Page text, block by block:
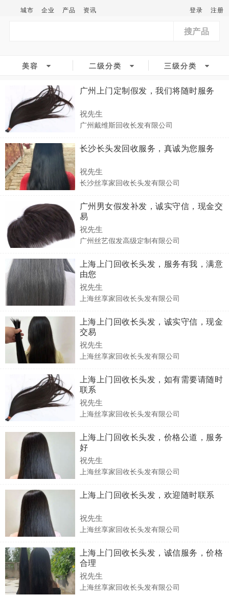
城市 企业 产品 资讯 登录 注册
搜产品
美容 二级分类 三级分类
广州上门定制假发，我们将随时服务
祝先生
广州戴维斯回收长发有限公司
长沙长头发回收服务，真诚为您服务
祝先生
长沙丝享家回收长头发有限公司
广州男女假发补发，诚实守信，现金交
易
祝先生
广州丝艺假发高级定制有限公司
上海上门回收长头发，服务有我，满意
由您
祝先生
上海丝享家回收长头发有限公司
上海上门回收长头发，诚实守信，现金
交易
祝先生
上海丝享家回收长头发有限公司
上海上门回收长头发，如有需要请随时
联系
祝先生
上海丝享家回收长头发有限公司
上海上门回收长头发，价格公道，服务
好
祝先生
上海丝享家回收长头发有限公司
上海上门回收长头发，欢迎随时联系
祝先生
上海丝享家回收长头发有限公司
上海上门回收长头发，诚信服务，价格
合理
祝先生
上海丝享家回收长头发有限公司